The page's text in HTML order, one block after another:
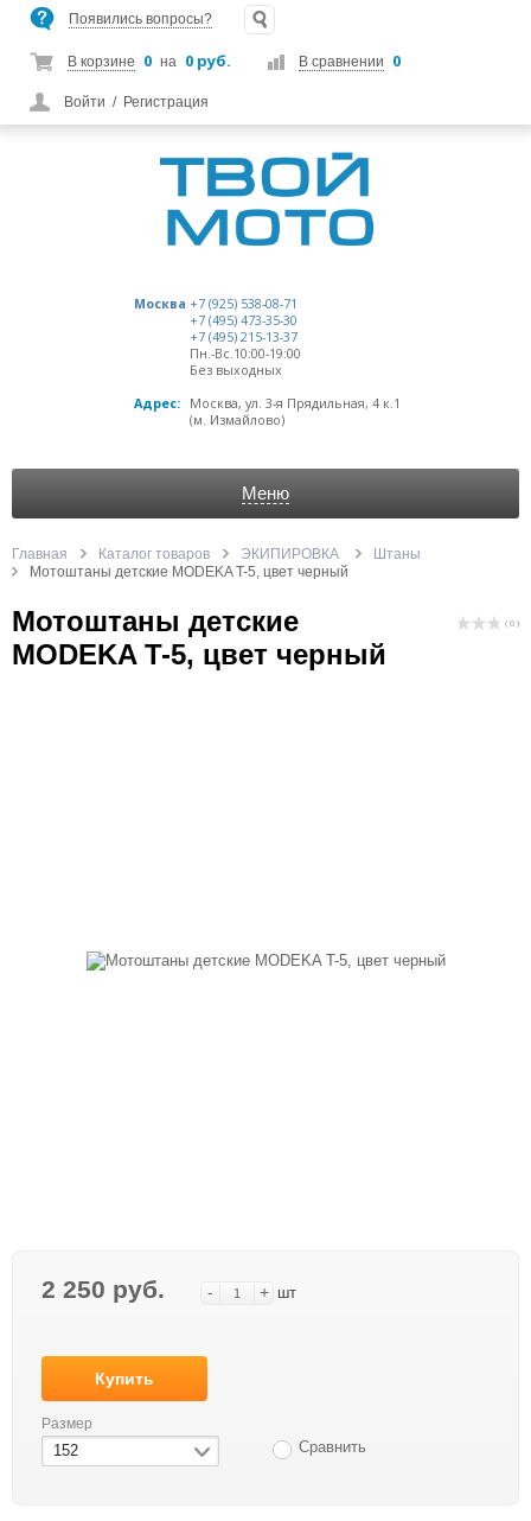
Появились вопросы?
В корзине 0 на 0 руб. В сравнении 0
Войти / Регистрация
Москва +7 (925) 538-08-71
+7 (495) 473-35-30
+7 (495) 215-13-37
Пн.-Вс.10:00-19:00
Без выходных
Адрес:
Москва, ул. 3-я Прядильная, 4 к.1
(м. Измайлово)
Меню
Главная Каталог товаров ЭКИПИРОВКА
Штаны
Мотоштаны детские MODEKA T-5, цвет черный
Мотоштаны детские
MODEKA T-5, цвет черный
( 0 )
2 250 руб. - + шт
Купить
Размер
152 Сравнить